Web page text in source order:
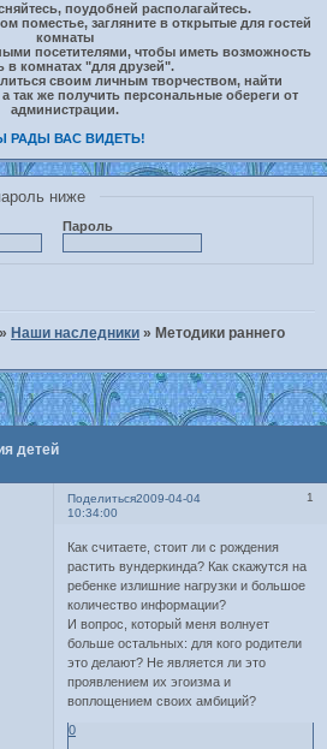
поудобней располагайтесь.
поместье, загляните в открытые для гостей
комнаты
посетителями, чтобы иметь возможность
в комнатах "для друзей".
своим личным творчеством, найти
так же получить персональные обереги от
администрации.
РАДЫ ВАС ВИДЕТЬ!
ниже
Пароль
»Наши наследники »Методики раннего
детей
Поделиться 1
2009-04-04
10:34:00
Как считаете, стоит ли с рождения
растить вундеркинда? Как скажутся на
ребенке излишние нагрузки и большое
количество информации?
И вопрос, который меня волнует
больше остальных: для кого родители
это делают? Не является ли это
проявлением их эгоизма и
воплощением своих амбиций?
0